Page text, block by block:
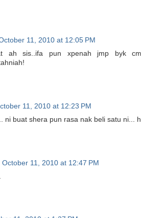
11, 2010 at 12:05 PM
ah sis..ifa pun xpenah jmp byk
11, 2010 at 12:23 PM
ni buat shera pun rasa nak beli satu ni...
October 11, 2010 at 12:47 PM